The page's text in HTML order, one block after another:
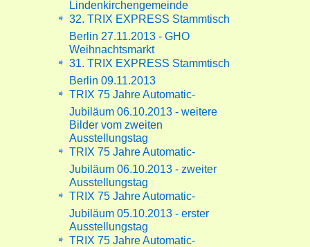
Lindenkirchengemeinde
32. TRIX EXPRESS Stammtisch
Berlin 27.11.2013 - GHO
Weihnachtsmarkt
31. TRIX EXPRESS Stammtisch
Berlin 09.11.2013
TRIX 75 Jahre Automatic-
Jubiläum 06.10.2013 - weitere
Bilder vom zweiten
Ausstellungstag
TRIX 75 Jahre Automatic-
Jubiläum 06.10.2013 - zweiter
Ausstellungstag
TRIX 75 Jahre Automatic-
Jubiläum 05.10.2013 - erster
Ausstellungstag
TRIX 75 Jahre Automatic-